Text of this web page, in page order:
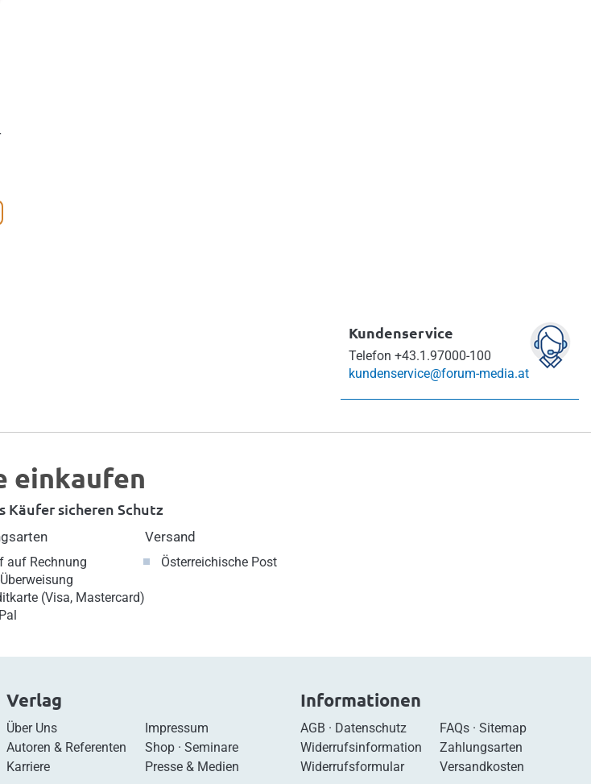
Kundenservice
Telefon +43.1.97000-100
kundenservice@forum-media.at
einkaufen
Käufer sicheren Schutz
auf Rechnung
(Visa, Mastercard)
Versand
Österreichische Post
Verlag
Über Uns
Autoren & Referenten
Karriere
Impressum
Shop ·Seminare
Presse & Medien
Informationen
AGB · Datenschutz
Widerrufsinformation
Widerrufsformular
FAQs· Sitemap
Zahlungsarten
Versandkosten